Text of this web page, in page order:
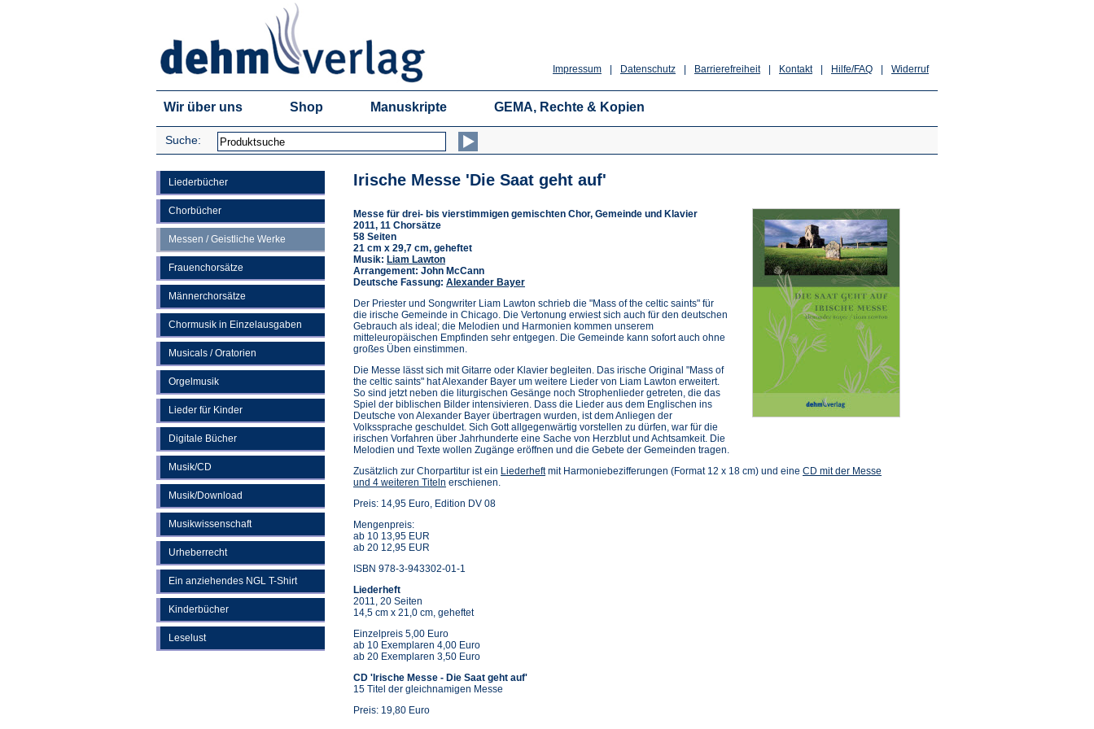
Widerruf
Hilfe/FAQ
Kontakt
Barrierefreiheit
Datenschutz
Impressum
Wir über uns Shop Manuskripte GEMA, Rechte & Kopien
Suche:
Liederbücher
Chorbücher
Messen / Geistliche Werke
Frauenchorsätze
Männerchorsätze
Chormusik in Einzelausgaben
Musicals / Oratorien
Orgelmusik
Lieder für Kinder
Digitale Bücher
Musik/CD
Musik/Download
Musikwissenschaft
Urheberrecht
Ein anziehendes NGL T-Shirt
Kinderbücher
Leselust
Irische Messe 'Die Saat geht auf'
Messe für drei- bis vierstimmigen gemischten Chor, Gemeinde und Klavier
2011, 11 Chorsätze
58 Seiten
21 cm x 29,7 cm, geheftet
Musik: Liam Lawton
Arrangement: John McCann
Deutsche Fassung: Alexander Bayer
Der Priester und Songwriter Liam Lawton schrieb die "Mass of the celtic saints" für
die irische Gemeinde in Chicago. Die Vertonung erwiest sich auch für den deutschen
Gebrauch als ideal; die Melodien und Harmonien kommen unserem
mitteleuropäischen Empfinden sehr entgegen. Die Gemeinde kann sofort auch ohne
großes Üben einstimmen.
Die Messe lässt sich mit Gitarre oder Klavier begleiten. Das irische Original "Mass of
the celtic saints" hat Alexander Bayer um weitere Lieder von Liam Lawton erweitert.
So sind jetzt neben die liturgischen Gesänge noch Strophenlieder getreten, die das
Spiel der biblischen Bilder intensivieren. Dass die Lieder aus dem Englischen ins
Deutsche von Alexander Bayer übertragen wurden, ist dem Anliegen der
Volkssprache geschuldet. Sich Gott allgegenwärtig vorstellen zu dürfen, war für die
irischen Vorfahren über Jahrhunderte eine Sache von Herzblut und Achtsamkeit. Die
Melodien und Texte wollen Zugänge eröffnen und die Gebete der Gemeinden tragen.
Zusätzlich zur Chorpartitur ist ein Liederheftmit Harmoniebezifferungen (Format 12 x 18 cm) und eine CD mit der Messe
und 4 weiteren Titeln erschienen.
Preis: 14,95 Euro, Edition DV 08
Mengenpreis:
ab 10 13,95 EUR
ab 20 12,95 EUR
ISBN 978-3-943302-01-1
Liederheft
2011, 20 Seiten
14,5 cm x 21,0 cm, geheftet
Einzelpreis 5,00 Euro
ab 10 Exemplaren 4,00 Euro
ab 20 Exemplaren 3,50 Euro
CD 'Irische Messe - Die Saat geht auf'
15 Titel der gleichnamigen Messe
Preis: 19,80 Euro